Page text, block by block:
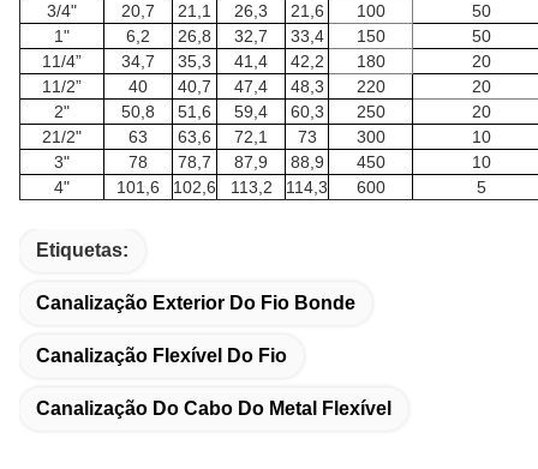
3/4"
20,7 21,1 26,3 21,6 100
50
1"
6,2 26,8 32,7 33,4 150
50
11/4”
34,7 35,3 41,4 42,2 180
20
11/2”
40 40,7 47,4 48,3 220
20
2"
50,8 51,6 59,4 60,3 250
20
21/2"
63 63,6 72,1 73 300
10
3"
78 78,7 87,9 88,9 450
10
4"
101,6 102,6 113,2 114,3 600 5
Etiquetas:
Canalização Exterior Do Fio Bonde
Canalização Flexível Do Fio
Canalização Do Cabo Do Metal Flexível